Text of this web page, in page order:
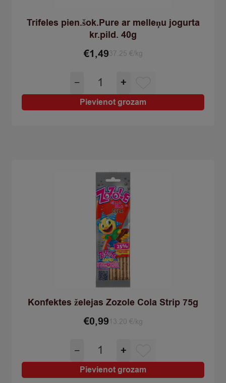
Trifeles pien.šok.Pure ar melleņu jogurta
kr.pild. 40g
€1,4937.25 €/kg
−
Trifeles
pien.šok.Pure
ar
melleņu
+
Pievienot grozam
Konfektes želejas Zozole Cola Strip 75g
€0,99 13.20 €/kg
−
Konfektes
želejas
Zozole
+
Pievienot grozam